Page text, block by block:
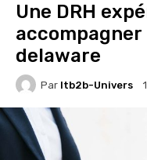
Une DRH
delaware
Par Itb2b-Univers